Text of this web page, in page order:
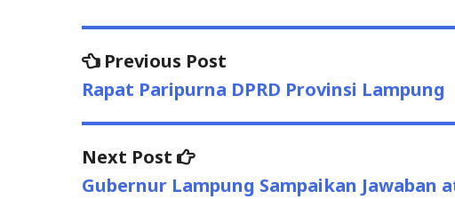
Post
navigation
Previous Post
post:
Rapat Paripurna DPRD Provinsi Lampung
Next Post
Next
post:
Gubernur Lampung Sampaikan Jawaban